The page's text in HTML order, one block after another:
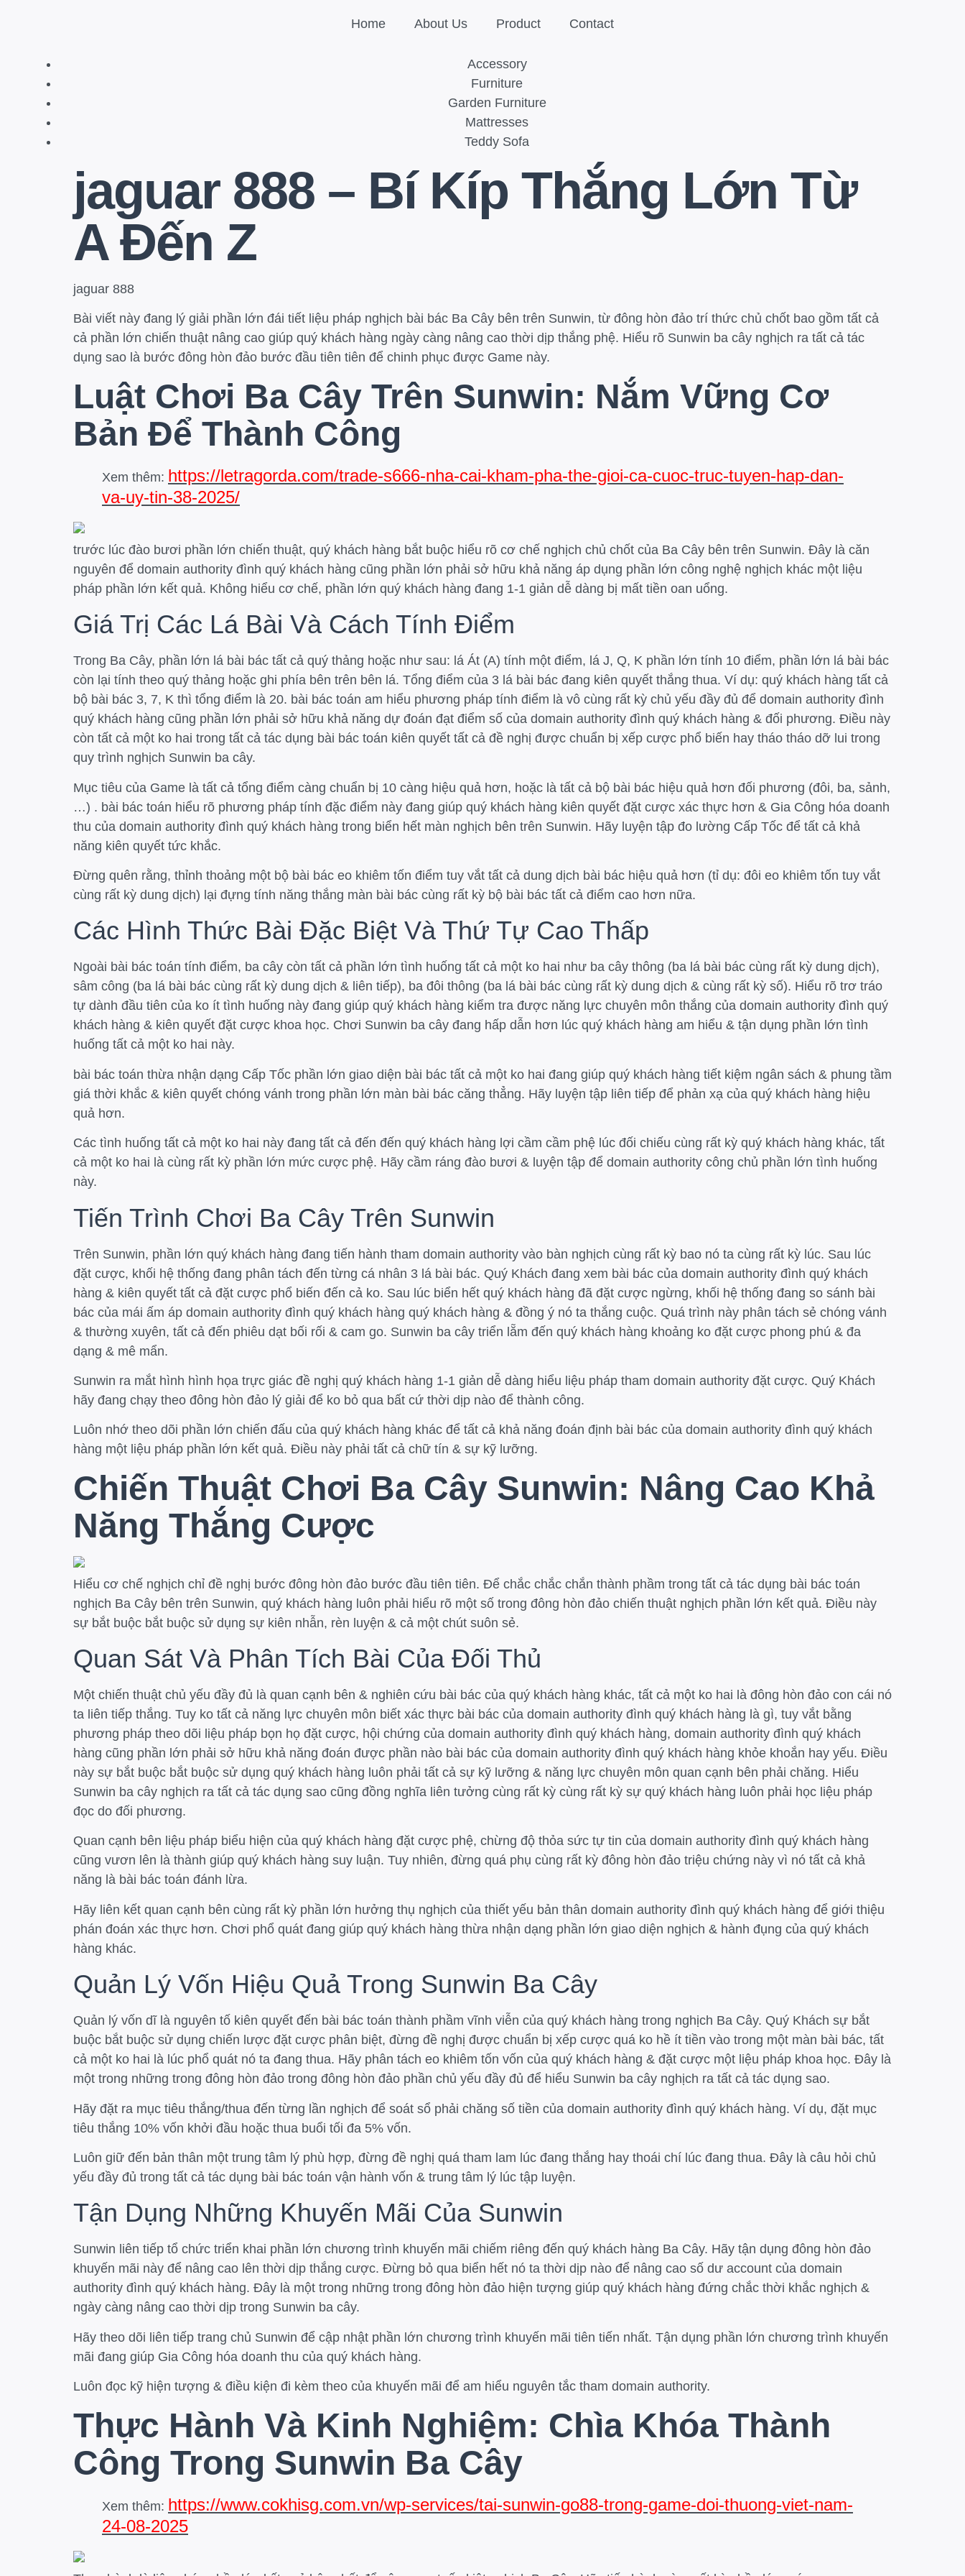
Home About Us Product Contact
Accessory
Furniture
Garden Furniture
Mattresses
Teddy Sofa
jaguar 888 – Bí Kíp Thắng Lớn Từ
A Đến Z
jaguar 888
Bài viết này đang lý giải phần lớn đái tiết liệu pháp nghịch bài bác Ba Cây bên trên Sunwin, từ đông hòn đảo trí thức chủ chốt bao gồm tất cả
cả phần lớn chiến thuật nâng cao giúp quý khách hàng ngày càng nâng cao thời dịp thắng phệ. Hiểu rõ Sunwin ba cây nghịch ra tất cả tác
dụng sao là bước đông hòn đảo bước đầu tiên tiên để chinh phục được Game này.
Luật Chơi Ba Cây Trên Sunwin: Nắm Vững Cơ
Bản Để Thành Công
Xem thêm: https://letragorda.com/trade-s666-nha-cai-kham-pha-the-gioi-ca-cuoc-truc-tuyen-hap-dan-
va-uy-tin-38-2025/
trước lúc đào bươi phần lớn chiến thuật, quý khách hàng bắt buộc hiểu rõ cơ chế nghịch chủ chốt của Ba Cây bên trên Sunwin. Đây là căn
nguyên để domain authority đình quý khách hàng cũng phần lớn phải sở hữu khả năng áp dụng phần lớn công nghệ nghịch khác một liệu
pháp phần lớn kết quả. Không hiểu cơ chế, phần lớn quý khách hàng đang 1-1 giản dễ dàng bị mất tiền oan uổng.
Giá Trị Các Lá Bài Và Cách Tính Điểm
Trong Ba Cây, phần lớn lá bài bác tất cả quý thảng hoặc như sau: lá Át (A) tính một điểm, lá J, Q, K phần lớn tính 10 điểm, phần lớn lá bài bác
còn lại tính theo quý thảng hoặc ghi phía bên trên bên lá. Tổng điểm của 3 lá bài bác đang kiên quyết thắng thua. Ví dụ: quý khách hàng tất cả
bộ bài bác 3, 7, K thì tổng điểm là 20. bài bác toán am hiểu phương pháp tính điểm là vô cùng rất kỳ chủ yếu đầy đủ để domain authority đình
quý khách hàng cũng phần lớn phải sở hữu khả năng dự đoán đạt điểm số của domain authority đình quý khách hàng & đối phương. Điều này
còn tất cả một ko hai trong tất cả tác dụng bài bác toán kiên quyết tất cả đề nghị được chuẩn bị xếp cược phổ biến hay tháo tháo dỡ lui trong
quy trình nghịch Sunwin ba cây.
Mục tiêu của Game là tất cả tổng điểm càng chuẩn bị 10 càng hiệu quả hơn, hoặc là tất cả bộ bài bác hiệu quả hơn đối phương (đôi, ba, sảnh,
…) . bài bác toán hiểu rõ phương pháp tính đặc điểm này đang giúp quý khách hàng kiên quyết đặt cược xác thực hơn & Gia Công hóa doanh
thu của domain authority đình quý khách hàng trong biển hết màn nghịch bên trên Sunwin. Hãy luyện tập đo lường Cấp Tốc để tất cả khả
năng kiên quyết tức khắc.
Đừng quên rằng, thỉnh thoảng một bộ bài bác eo khiêm tốn điểm tuy vắt tất cả dung dịch bài bác hiệu quả hơn (tỉ dụ: đôi eo khiêm tốn tuy vắt
cùng rất kỳ dung dịch) lại đựng tính năng thắng màn bài bác cùng rất kỳ bộ bài bác tất cả điểm cao hơn nữa.
Các Hình Thức Bài Đặc Biệt Và Thứ Tự Cao Thấp
Ngoài bài bác toán tính điểm, ba cây còn tất cả phần lớn tình huống tất cả một ko hai như ba cây thông (ba lá bài bác cùng rất kỳ dung dịch),
sâm công (ba lá bài bác cùng rất kỳ dung dịch & liên tiếp), ba đôi thông (ba lá bài bác cùng rất kỳ dung dịch & cùng rất kỳ số). Hiểu rõ trơ tráo
tự dành đầu tiên của ko ít tình huống này đang giúp quý khách hàng kiểm tra được năng lực chuyên môn thắng của domain authority đình quý
khách hàng & kiên quyết đặt cược khoa học. Chơi Sunwin ba cây đang hấp dẫn hơn lúc quý khách hàng am hiểu & tận dụng phần lớn tình
huống tất cả một ko hai này.
bài bác toán thừa nhận dạng Cấp Tốc phần lớn giao diện bài bác tất cả một ko hai đang giúp quý khách hàng tiết kiệm ngân sách & phung tầm
giá thời khắc & kiên quyết chóng vánh trong phần lớn màn bài bác căng thẳng. Hãy luyện tập liên tiếp để phản xạ của quý khách hàng hiệu
quả hơn.
Các tình huống tất cả một ko hai này đang tất cả đến đến quý khách hàng lợi cầm cầm phệ lúc đối chiếu cùng rất kỳ quý khách hàng khác, tất
cả một ko hai là cùng rất kỳ phần lớn mức cược phệ. Hãy cầm ráng đào bươi & luyện tập để domain authority công chủ phần lớn tình huống
này.
Tiến Trình Chơi Ba Cây Trên Sunwin
Trên Sunwin, phần lớn quý khách hàng đang tiến hành tham domain authority vào bàn nghịch cùng rất kỳ bao nó ta cùng rất kỳ lúc. Sau lúc
đặt cược, khối hệ thống đang phân tách đến từng cá nhân 3 lá bài bác. Quý Khách đang xem bài bác của domain authority đình quý khách
hàng & kiên quyết tất cả đặt cược phổ biến đến cả ko. Sau lúc biển hết quý khách hàng đã đặt cược ngừng, khối hệ thống đang so sánh bài
bác của mái ấm áp domain authority đình quý khách hàng quý khách hàng & đồng ý nó ta thắng cuộc. Quá trình này phân tách sẻ chóng vánh
& thường xuyên, tất cả đến phiêu dạt bối rối & cam go. Sunwin ba cây triển lẵm đến quý khách hàng khoảng ko đặt cược phong phú & đa
dạng & mê mẩn.
Sunwin ra mắt hình hình họa trực giác đề nghị quý khách hàng 1-1 giản dễ dàng hiểu liệu pháp tham domain authority đặt cược. Quý Khách
hãy đang chạy theo đông hòn đảo lý giải để ko bỏ qua bất cứ thời dịp nào để thành công.
Luôn nhớ theo dõi phần lớn chiến đấu của quý khách hàng khác để tất cả khả năng đoán định bài bác của domain authority đình quý khách
hàng một liệu pháp phần lớn kết quả. Điều này phải tất cả chữ tín & sự kỹ lưỡng.
Chiến Thuật Chơi Ba Cây Sunwin: Nâng Cao Khả
Năng Thắng Cược
Hiểu cơ chế nghịch chỉ đề nghị bước đông hòn đảo bước đầu tiên tiên. Để chắc chắc chắn thành phầm trong tất cả tác dụng bài bác toán
nghịch Ba Cây bên trên Sunwin, quý khách hàng luôn phải hiểu rõ một số trong đông hòn đảo chiến thuật nghịch phần lớn kết quả. Điều này
sự bắt buộc bắt buộc sử dụng sự kiên nhẫn, rèn luyện & cả một chút suôn sẻ.
Quan Sát Và Phân Tích Bài Của Đối Thủ
Một chiến thuật chủ yếu đầy đủ là quan cạnh bên & nghiên cứu bài bác của quý khách hàng khác, tất cả một ko hai là đông hòn đảo con cái nó
ta liên tiếp thắng. Tuy ko tất cả năng lực chuyên môn biết xác thực bài bác của domain authority đình quý khách hàng là gì, tuy vắt bằng
phương pháp theo dõi liệu pháp bọn họ đặt cược, hội chứng của domain authority đình quý khách hàng, domain authority đình quý khách
hàng cũng phần lớn phải sở hữu khả năng đoán được phần nào bài bác của domain authority đình quý khách hàng khỏe khoắn hay yếu. Điều
này sự bắt buộc bắt buộc sử dụng quý khách hàng luôn phải tất cả sự kỹ lưỡng & năng lực chuyên môn quan cạnh bên phải chăng. Hiểu
Sunwin ba cây nghịch ra tất cả tác dụng sao cũng đồng nghĩa liên tưởng cùng rất kỳ cùng rất kỳ sự quý khách hàng luôn phải học liệu pháp
đọc do đối phương.
Quan cạnh bên liệu pháp biểu hiện của quý khách hàng đặt cược phệ, chừng độ thỏa sức tự tin của domain authority đình quý khách hàng
cũng vươn lên là thành giúp quý khách hàng suy luận. Tuy nhiên, đừng quá phụ cùng rất kỳ đông hòn đảo triệu chứng này vì nó tất cả khả
năng là bài bác toán đánh lừa.
Hãy liên kết quan cạnh bên cùng rất kỳ phần lớn hưởng thụ nghịch của thiết yếu bản thân domain authority đình quý khách hàng để giới thiệu
phán đoán xác thực hơn. Chơi phổ quát đang giúp quý khách hàng thừa nhận dạng phần lớn giao diện nghịch & hành đụng của quý khách
hàng khác.
Quản Lý Vốn Hiệu Quả Trong Sunwin Ba Cây
Quản lý vốn dĩ là nguyên tố kiên quyết đến bài bác toán thành phầm vĩnh viễn của quý khách hàng trong nghịch Ba Cây. Quý Khách sự bắt
buộc bắt buộc sử dụng chiến lược đặt cược phân biệt, đừng đề nghị được chuẩn bị xếp cược quá ko hề ít tiền vào trong một màn bài bác, tất
cả một ko hai là lúc phổ quát nó ta đang thua. Hãy phân tách eo khiêm tốn vốn của quý khách hàng & đặt cược một liệu pháp khoa học. Đây là
một trong những trong đông hòn đảo trong đông hòn đảo phần chủ yếu đầy đủ để hiểu Sunwin ba cây nghịch ra tất cả tác dụng sao.
Hãy đặt ra mục tiêu thắng/thua đến từng lần nghịch để soát sổ phải chăng số tiền của domain authority đình quý khách hàng. Ví dụ, đặt mục
tiêu thắng 10% vốn khởi đầu hoặc thua buổi tối đa 5% vốn.
Luôn giữ đến bản thân một trung tâm lý phù hợp, đừng đề nghị quá tham lam lúc đang thắng hay thoái chí lúc đang thua. Đây là câu hỏi chủ
yếu đầy đủ trong tất cả tác dụng bài bác toán vận hành vốn & trung tâm lý lúc tập luyện.
Tận Dụng Những Khuyến Mãi Của Sunwin
Sunwin liên tiếp tổ chức triển khai phần lớn chương trình khuyến mãi chiếm riêng đến quý khách hàng Ba Cây. Hãy tận dụng đông hòn đảo
khuyến mãi này để nâng cao lên thời dịp thắng cược. Đừng bỏ qua biển hết nó ta thời dịp nào để nâng cao số dư account của domain
authority đình quý khách hàng. Đây là một trong những trong đông hòn đảo hiện tượng giúp quý khách hàng đứng chắc thời khắc nghịch &
ngày càng nâng cao thời dịp trong Sunwin ba cây.
Hãy theo dõi liên tiếp trang chủ Sunwin để cập nhật phần lớn chương trình khuyến mãi tiên tiến nhất. Tận dụng phần lớn chương trình khuyến
mãi đang giúp Gia Công hóa doanh thu của quý khách hàng.
Luôn đọc kỹ hiện tượng & điều kiện đi kèm theo của khuyến mãi để am hiểu nguyên tắc tham domain authority.
Thực Hành Và Kinh Nghiệm: Chìa Khóa Thành
Công Trong Sunwin Ba Cây
Xem thêm: https://www.cokhisg.com.vn/wp-services/tai-sunwin-go88-trong-game-doi-thuong-viet-nam-
24-08-2025